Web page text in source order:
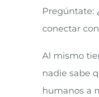
Pregúntate:
conectar
Al mismo
nadie sabe
humanos a